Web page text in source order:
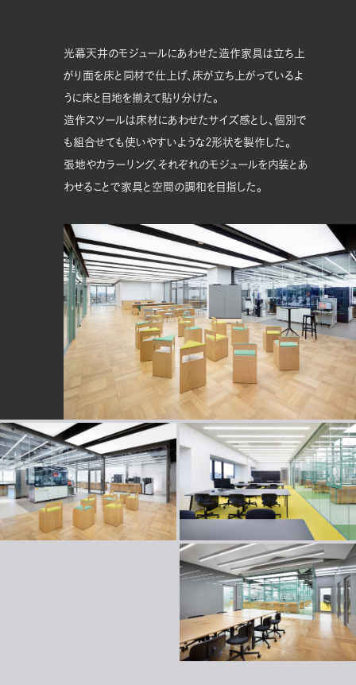
光幕天井のモジュールにあわせた造作家具は立ち上
がり面を床と同材で仕上げ、床が立ち上がっているよ
うに床と目地を揃えて貼り分けた。
造作スツールは床材にあわせたサイズ感とし、個別で
も組合せても使いやすいような2形状を製作した。
張地やカラーリング、それぞれのモジュールを内装とあ
わせることで家具と空間の調和を目指した。